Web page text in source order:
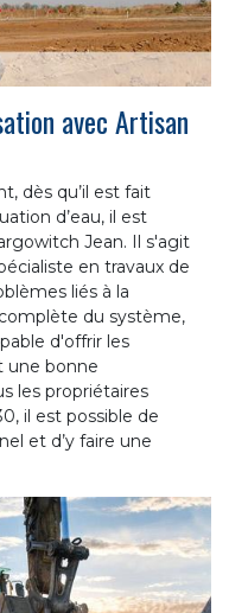
avec Artisan
dès qu’il est fait
d’eau, il est
Jean. Il s'agit
en travaux de
liés à la
du système,
d'offrir les
une bonne
les propriétaires
il est possible de
et d’y faire une